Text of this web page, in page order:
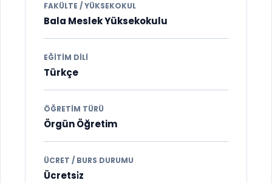
FAKÜLTE / YÜKSEKOKUL
Bala Meslek Yüksekokulu
EĞITIM DILI
Türkçe
ÖĞRETIM TÜRÜ
Örgün Öğretim
ÜCRET / BURS DURUMU
Ücretsi̇z